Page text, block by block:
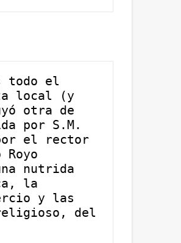
todo el
local (y
otra de
por S.M.
el rector
nutrida
la
y las
del